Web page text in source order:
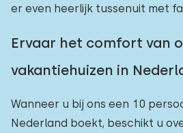
er even heerlijk tussenuit met
Ervaar het comfort van
vakantiehuizen in
Wanneer u bij ons een 10
Nederland boekt, beschikt u